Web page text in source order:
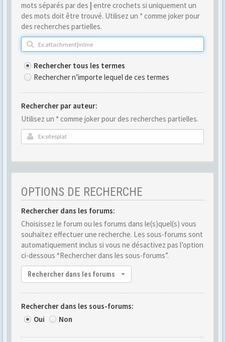
mots séparés par des | entre crochets si uniquement un
des mots doit être trouvé. Utilisez un * comme joker pour
des recherches partielles.
Rechercher tous les termes
Rechercher n’importe lequel de ces termes
Rechercher par auteur:
Utilisez un * comme joker pour des recherches partielles.
OPTIONS DE RECHERCHE
Rechercher dans les forums:
Choisissez le forum ou les forums dans le(s)quel(s) vous
souhaitez effectuer une recherche. Les sous-forums sont
automatiquement inclus si vous ne désactivez pas l’option
ci-dessous “Rechercher dans les sous-forums”.
Rechercher dans les forums
Rechercher dans les sous-forums:
Oui
Non